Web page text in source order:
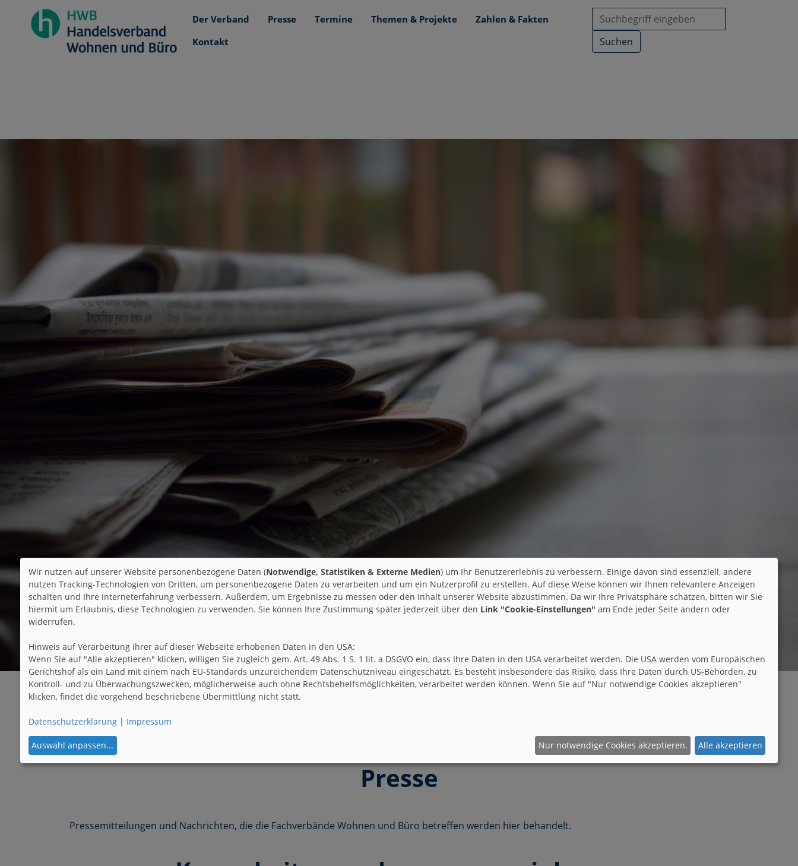
Der Verband Presse Termine Themen & Projekte
Zahlen & Fakten
Kontakt
Suchen
Presse
Pressemitteilungen und Nachrichten, die die Fachverbände Wohnen und Büro betreffen werden hier behandelt.
Wir nutzen auf unserer Website personenbezogene Daten (Notwendige, Statistiken & Externe Medien) um Ihr Benutzererlebnis zu verbessern. Einige davon sind essenziell, andere
nutzen Tracking-Technologien von Dritten, um personenbezogene Daten zu verarbeiten und um ein Nutzerprofil zu erstellen. Auf diese Weise können wir Ihnen relevantere Anzeigen
schalten und Ihre Interneterfahrung verbessern. Außerdem, um Ergebnisse zu messen oder den Inhalt unserer Website abzustimmen. Da wir Ihre Privatsphäre schätzen, bitten wir Sie
hiermit um Erlaubnis, diese Technologien zu verwenden. Sie können Ihre Zustimmung später jederzeit über den Link "Cookie-Einstellungen" am Ende jeder Seite ändern oder
widerrufen.
Hinweis auf Verarbeitung Ihrer auf dieser Webseite erhobenen Daten in den USA:
Wenn Sie auf "Alle akzeptieren" klicken, willigen Sie zugleich gem. Art. 49 Abs. 1 S. 1 lit. a DSGVO ein, dass Ihre Daten in den USA verarbeitet werden. Die USA werden vom Europäischen
Gerichtshof als ein Land mit einem nach EU-Standards unzureichendem Datenschutzniveau eingeschätzt. Es besteht insbesondere das Risiko, dass Ihre Daten durch US-Behörden, zu
Kontroll- und zu Überwachungszwecken, möglicherweise auch ohne Rechtsbehelfsmöglichkeiten, verarbeitet werden können. Wenn Sie auf "Nur notwendige Cookies akzeptieren"
klicken, findet die vorgehend beschriebene Übermittlung nicht statt.
Datenschutzerklärung| Impressum
Auswahl anpassen... Nur notwendige Cookies akzeptieren. Alle akzeptieren